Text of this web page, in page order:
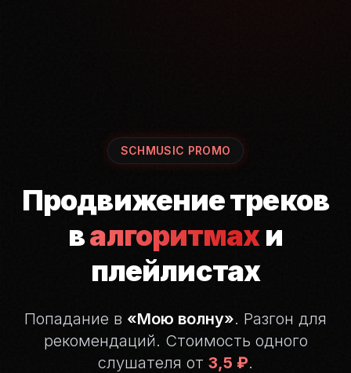
SCHMUSIC PROMO
Продвижение треков
валгоритмахи
плейлистах
Попадание в «Мою волну». Разгон для
рекомендаций. Стоимость одного
слушателя от 3,5 ₽.